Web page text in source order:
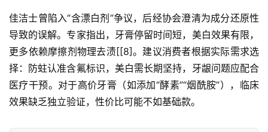
化
A
i
观
察
电
佳洁士曾陷入“含漂白剂”争议，后经协会澄清为成分还原性
导致的误解。专家指出，牙膏停留时间短，美白效果有限，
更多依赖摩擦剂物理去渍[[8]。建议消费者根据实际需求选
择：防蛀认准含氟标识，美白需长期坚持，牙龈问题应配合
医疗干预。对于高价牙膏（如添加“酵素”“烟酰胺”），临床
效果缺乏独立验证，性价比可能不如基础款。